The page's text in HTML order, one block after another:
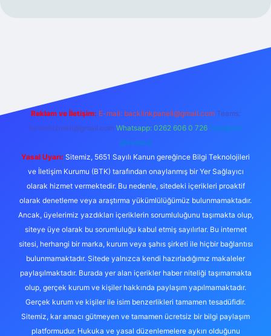
Reklam ve İletişim: E-mail: backlinkpaneli@gmail.com Teams:
forumhizmeti@gmail.com Whatsapp: 0262 606 0 726 Telegram:
@karabul
Yasal Uyarı: Sitemiz, 5651 Sayılı Kanun gereğince Bilgi Teknolojileri
ve İletişim Kurumu (BTK) tarafından onaylanmış bir Yer Sağlayıcı
olarak hizmet vermektedir. Bu nedenle, sitedeki içerikleri proaktif
olarak denetleme veya araştırma yükümlülüğümüz bulunmamaktadır.
Ancak, üyelerimiz yazdıkları içeriklerin sorumluluğunu taşımakta olup,
siteye üye olarak bu sorumluluğu kabul etmiş sayılırlar. Bu internet
sitesi, herhangi bir marka, kurum veya şahıs şirketi ile hiçbir bağlantısı
bulunmamaktadır. Sitede yalnızca kendi hazırladığımız makaleler
paylaşılmaktadır. Burada yer alan içerikler haber niteliği taşımamakta
olup, gerçek kurum ve kişiler hakkında paylaşım yapılmamaktadır.
Gerçek kurum ve kişiler ile isim benzerlikleri tamamen tesadüfidir.
Sitemiz, kar amacı gütmeyen ve tamamen ücretsiz bir bilgi paylaşım
platformudur. Hukuka ve yasal düzenlemelere aykırı olduğunu